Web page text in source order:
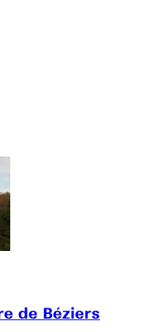
de Béziers